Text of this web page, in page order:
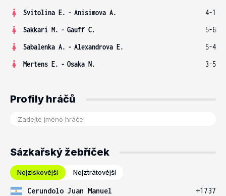
Svitolina E. - Anisimova A.
4-1
Sakkari M. - Gauff C.
5-6
Sabalenka A. - Alexandrova E.
5-4
Mertens E. - Osaka N. 3-5
Profily hráčů
Sázkařský žebříček
Nejziskovější Nejztrátovější
Cerundolo Juan Manuel
+1737